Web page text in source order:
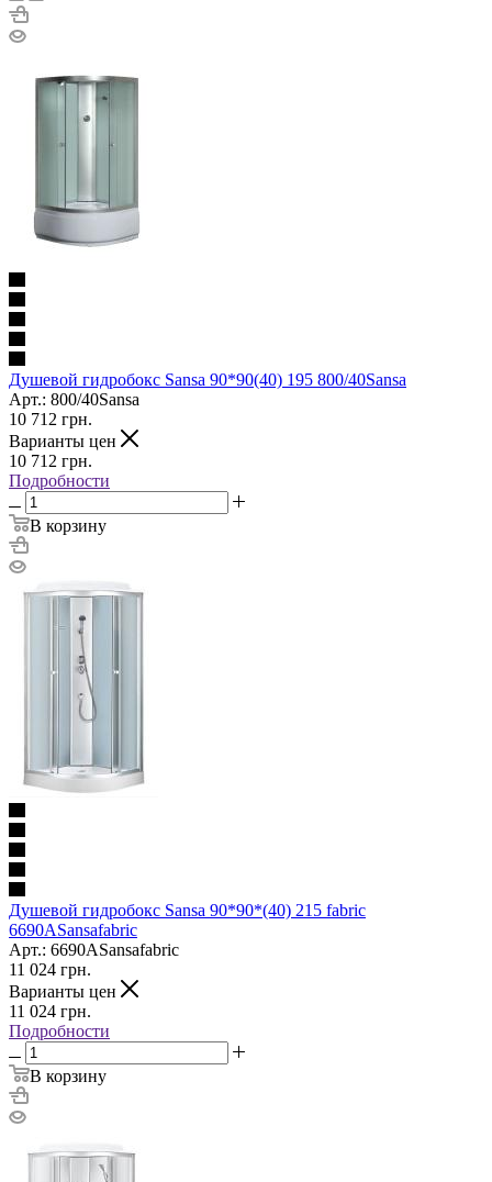
Душевой гидробокс Sansa 90*90(40) 195 800/40Sansa
Арт.: 800/40Sansa
10 712 грн.
Варианты цен
10 712 грн.
Подробности
В корзину
Душевой гидробокс Sansa 90*90*(40) 215 fabric
6690ASansafabric
Арт.: 6690ASansafabric
11 024 грн.
Варианты цен
11 024 грн.
Подробности
В корзину